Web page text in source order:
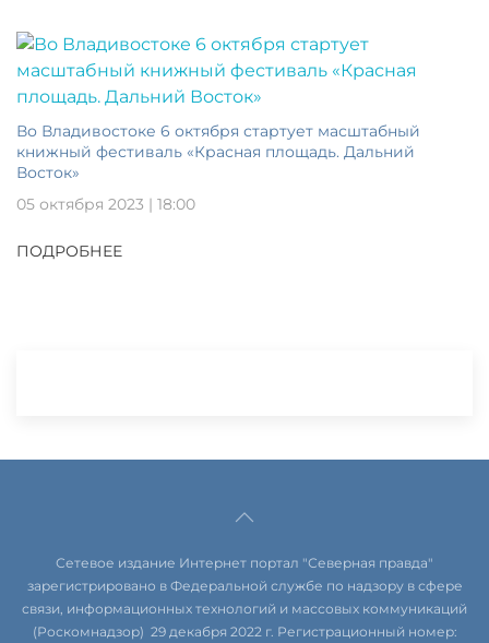
Во Владивостоке 6 октября стартует масштабный
книжный фестиваль «Красная площадь. Дальний
Восток»
05 октября 2023 | 18:00
ПОДРОБНЕЕ
Сетевое издание Интернет портал "Северная правда"
зарегистрировано в Федеральной службе по надзору в сфере
связи, информационных технологий и массовых коммуникаций
(Роскомнадзор) 29 декабря 2022 г. Регистрационный номер: